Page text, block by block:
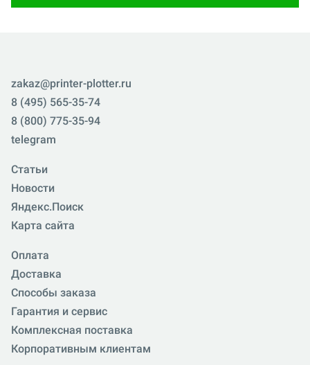
zakaz@printer-plotter.ru
8 (495) 565-35-74
8 (800) 775-35-94
telegram
Статьи
Новости
Яндекс.Поиск
Карта сайта
Оплата
Доставка
Способы заказа
Гарантия и сервис
Комплексная поставка
Корпоративным клиентам